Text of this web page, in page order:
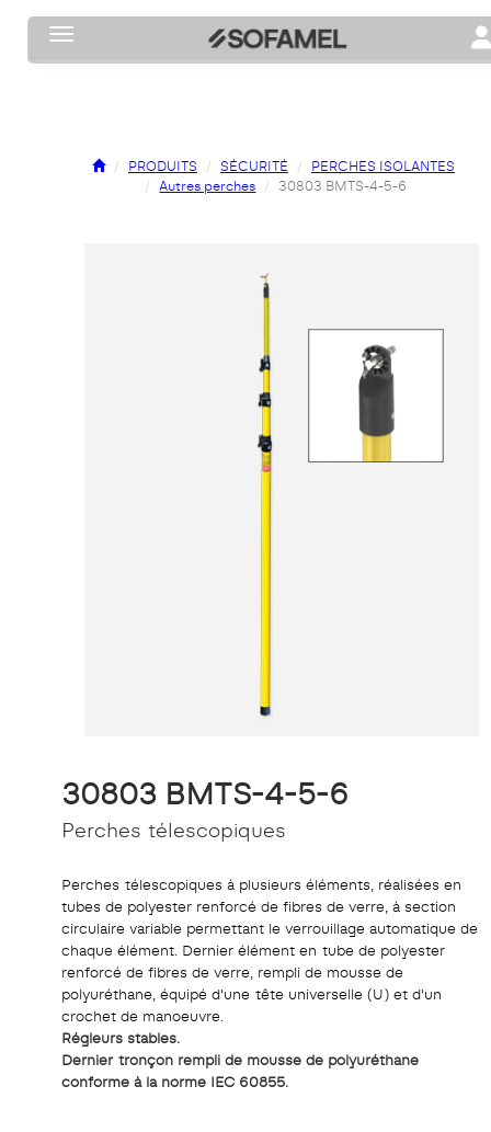
Toggle navigation
PRODUITS SÉCURITÉ
PERCHES ISOLANTES
Autres perches
30803 BMTS-4-5-6
30803 BMTS-4-5-6
Perches télescopiques
Perches télescopiques à plusieurs éléments, réalisées en
tubes de polyester renforcé de fibres de verre, à section
circulaire variable permettant le verrouillage automatique de
chaque élément. Dernier élément en tube de polyester
renforcé de fibres de verre, rempli de mousse de
polyuréthane, équipé d'une tête universelle (U) et d'un
crochet de manoeuvre.
Régleurs stables.
Dernier tronçon rempli de mousse de polyuréthane
conforme à la norme IEC 60855.